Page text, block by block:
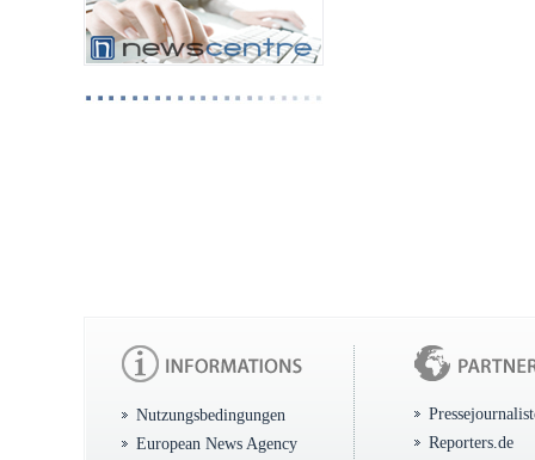
Nutzungsbedingungen
European News Agency
Reporters.de